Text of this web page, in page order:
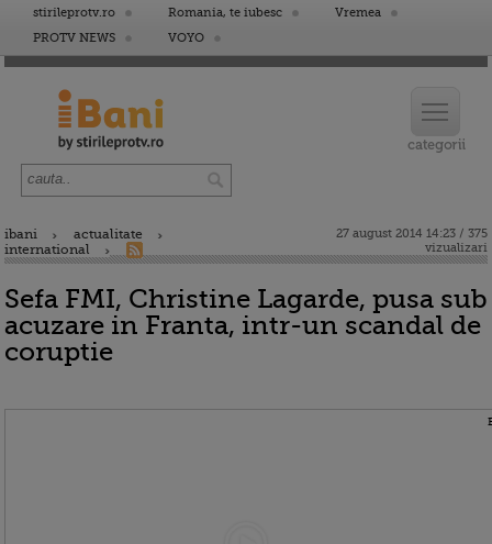
stirileprotv.ro Romania, te iubesc
Vremea
PROTV NEWS
VOYO
ibani
actualitate
international
27 august 2014 14:23 / 375
vizualizari
Sefa FMI, Christine Lagarde, pusa sub
acuzare in Franta, intr-un scandal de
coruptie